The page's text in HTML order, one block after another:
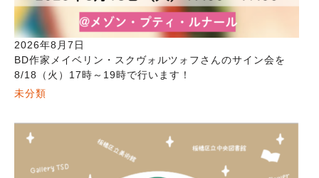
2026年8月7日
BD作家メイベリン・スクヴォルツォフさんのサイン会を
8/18（火）17時～19時で行います！
未分類